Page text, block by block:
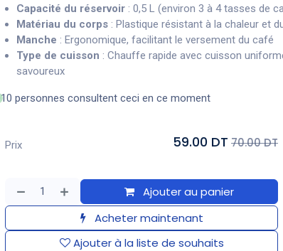
Capacité du réservoir : 0,5 L (environ 3 à 4 tasses de
Matériau du corps : Plastique résistant à la chaleur et
Manche : Ergonomique, facilitant le versement du café
Type de cuisson : Chauffe rapide avec cuisson
savoureux
10 personnes consultent ceci en ce moment
Ajouter au panier
Acheter maintenant
Ajouter à la liste de souhaits
Prix 59.00 DT 70.00 DT